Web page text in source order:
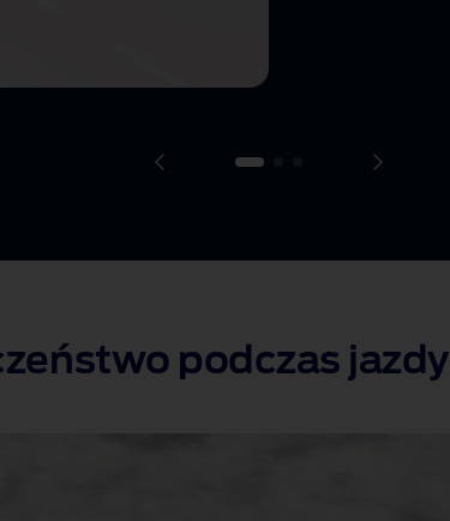
podczas jazdy